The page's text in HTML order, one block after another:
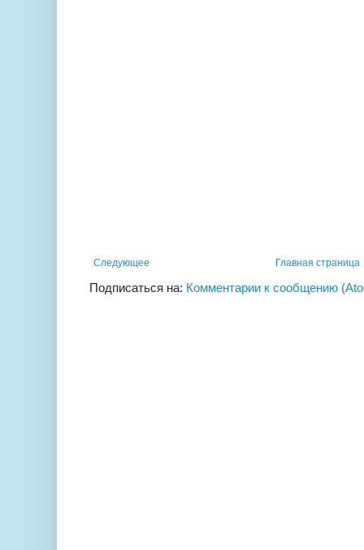
Следующее Главная страница
Подписаться на: Комментарии к сообщению